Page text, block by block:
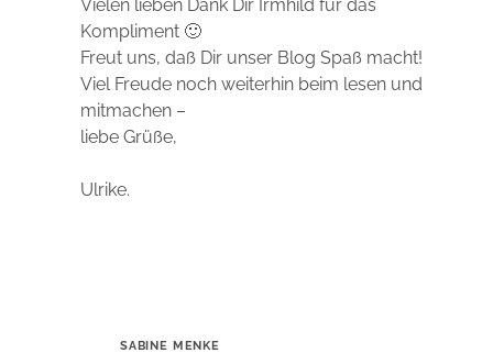
Vielen lieben Dank Dir Irmhild für das
Kompliment 🙂
Freut uns, daß Dir unser Blog Spaß macht!
Viel Freude noch weiterhin beim lesen und
mitmachen –
liebe Grüße,
Ulrike.
SABINE MENKE